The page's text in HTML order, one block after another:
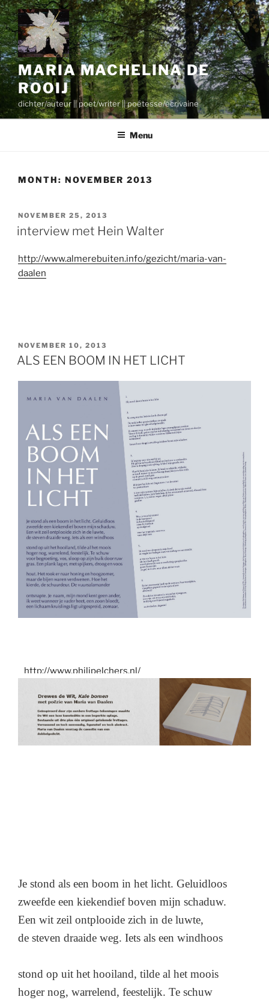
Skip
to
content
MARIA MACHELINA DE
ROOIJ
dichter/auteur || poet/writer || poétesse/écrivaine
Menu
MONTH: NOVEMBER 2013
POSTED
ON
NOVEMBER 25, 2013
interview met Hein Walter
http://www.almerebuiten.info/gezicht/maria-van-
daalen
POSTED
ON
NOVEMBER 10, 2013
ALS EEN BOOM IN HET LICHT
http://www.philipelchers.nl/
Je stond als een boom in het licht. Geluidloos
zweefde een kiekendief boven mijn schaduw.
Een wit zeil ontplooide zich in de luwte,
de steven draaide weg. Iets als een windhoos
stond op uit het hooiland, tilde al het moois
hoger nog, warrelend, feestelijk. Te schuw